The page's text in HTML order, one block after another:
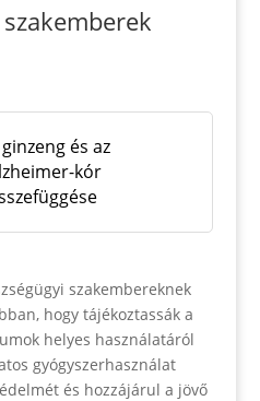
és az
kór
szakembereknek
hogy tájékoztassák a
helyes használatáról
gyógyszerhasználat
és hozzájárul a jövő